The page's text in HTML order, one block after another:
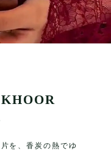
を、香炭の熱でゆ